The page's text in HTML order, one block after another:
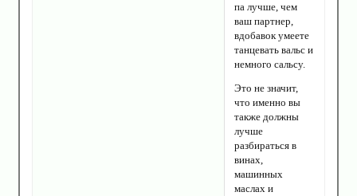
па лучше, чем
ваш партнер,
вдобавок умеете
танцевать вальс и
немного сальсу.
Это не значит,
что именно вы
также должны
лучше
разбираться в
винах,
машинных
маслах и